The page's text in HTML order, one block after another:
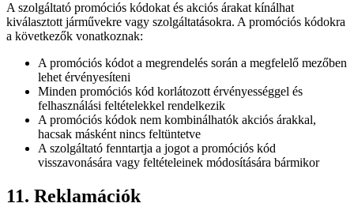
A szolgáltató promóciós kódokat és akciós árakat kínálhat
kiválasztott járművekre vagy szolgáltatásokra. A promóciós kódokra
a következők vonatkoznak:
A promóciós kódot a megrendelés során a megfelelő mezőben
lehet érvényesíteni
Minden promóciós kód korlátozott érvényességgel és
felhasználási feltételekkel rendelkezik
A promóciós kódok nem kombinálhatók akciós árakkal,
hacsak másként nincs feltüntetve
A szolgáltató fenntartja a jogot a promóciós kód
visszavonására vagy feltételeinek módosítására bármikor
11. Reklamációk